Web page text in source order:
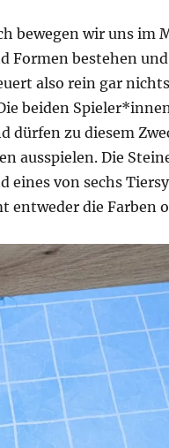
bewegen wir uns im
Formen bestehen
also rein gar
beiden
dürfen zu diesem
ausspielen. Die
eines von sechs
entweder die Farben